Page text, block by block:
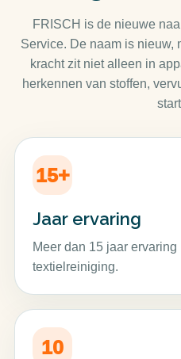
FRISCH is de nieuwe
Service. De naam is nieuw,
kracht zit niet alleen in
herkennen van stoffen,
15+
Jaar ervaring
Meer dan 15 jaar
textielreiniging.
10